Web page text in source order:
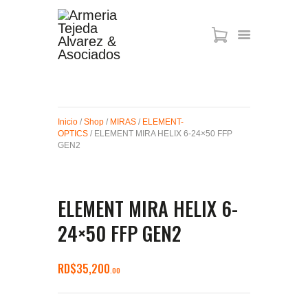
MIRAS
MUNICIONES
SABER TACTICAL
Inicio / Shop / MIRAS / ELEMENT-
OPTICS / ELEMENT MIRA HELIX 6-24×50 FFP
GEN2
ELEMENT MIRA HELIX 6-
24×50 FFP GEN2
RD$35,200 00